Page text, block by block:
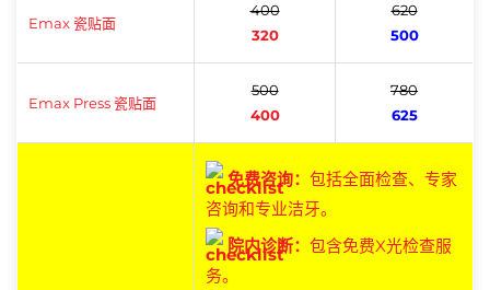
Emax 瓷贴面
400
320
620
500
Emax Press 瓷贴面
500
400
780
625
免费咨询： 包括全面检查、专家
咨询和专业洁牙。
院内诊断： 包含免费X光检查服
务。